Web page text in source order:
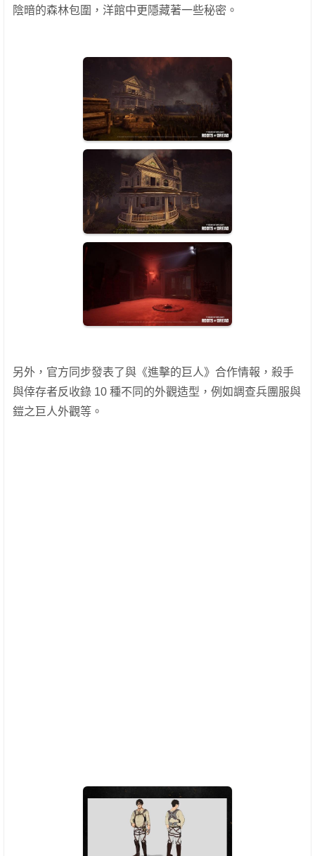
陰暗的森林包圍，洋館中更隱藏著一些秘密。
另外，官方同步發表了與《進擊的巨人》合作情報，殺手
與倖存者反收錄 10 種不同的外觀造型，例如調查兵團服與
鎧之巨人外觀等。